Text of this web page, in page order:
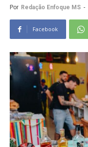
Por Redação Enfoque MS -
Facebook